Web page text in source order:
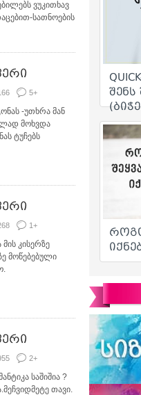
ვუკითხავ
სათნოების
5+
-უთხრა მან
მოხვდა
ტუჩებს
1+
კისერზე
მოწებებული
2+
საშიშია ?
თავი.